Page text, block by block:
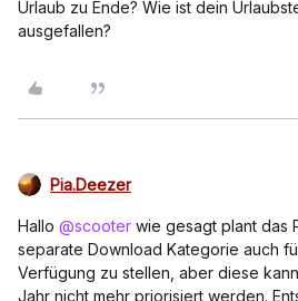
Urlaub zu Ende? Wie ist dein
ausgefallen?
Pia.Deezer
Hallo @scooter wie gesagt plant das
separate Download Kategorie auch
Verfügung zu stellen, aber diese
Jahr nicht mehr priorisiert werden.